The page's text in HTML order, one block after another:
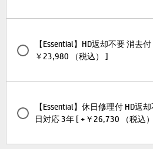
【Essential】HD返却不要 消去
￥23,980 （税込） ]
【Essential】休日修理付 HD返
日対応 3年 [ +￥26,730 （税込